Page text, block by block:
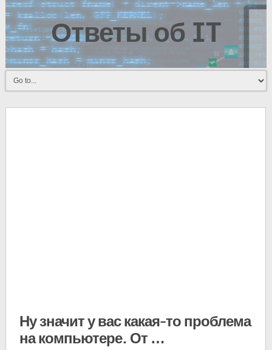
Ответы об IT
Ну значит у вас какая-то проблема
на компьютере. От …